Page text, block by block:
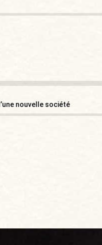
nouvelle société